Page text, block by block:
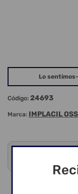
Lo
Código: 24693
Marca: IMPLACIL